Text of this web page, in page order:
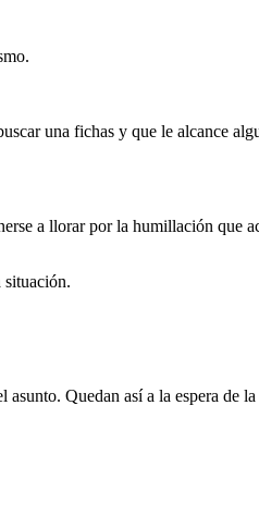
una fichas y que le alcance
a llorar por la humillación que
situación.
Quedan así a la espera de la